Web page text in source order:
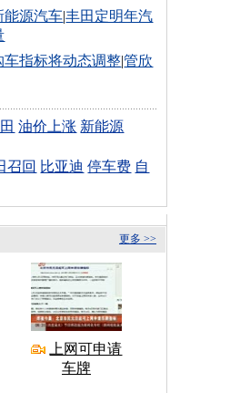
能源汽车|丰田定明年汽
车指标将动态调整|管欣
油价上涨 新能源
召回 比亚迪 停车费 自
更多 >>
上网可申请
车牌